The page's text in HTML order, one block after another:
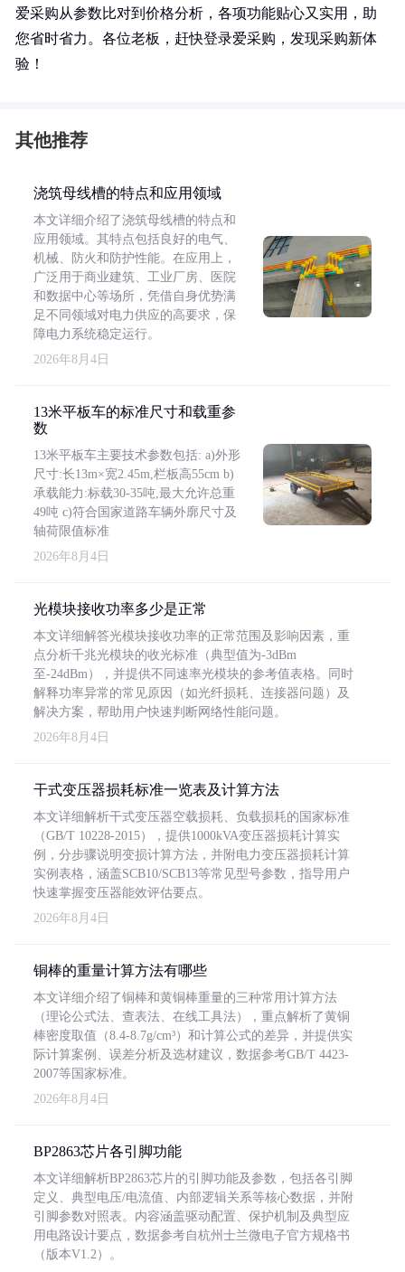
爱采购从参数比对到价格分析，各项功能贴心又实用，助
您省时省力。各位老板，赶快登录爱采购，发现采购新体
验！
其他推荐
浇筑母线槽的特点和应用领域
本文详细介绍了浇筑母线槽的特点和
应用领域。其特点包括良好的电气、
机械、防火和防护性能。在应用上，
广泛用于商业建筑、工业厂房、医院
和数据中心等场所，凭借自身优势满
足不同领域对电力供应的高要求，保
障电力系统稳定运行。
2026年8月4日
13米平板车的标准尺寸和载重参
数
13米平板车主要技术参数包括: a)外形
尺寸:长13m×宽2.45m,栏板高55cm b)
承载能力:标载30-35吨,最大允许总重
49吨 c)符合国家道路车辆外廓尺寸及
轴荷限值标准
2026年8月4日
光模块接收功率多少是正常
本文详细解答光模块接收功率的正常范围及影响因素，重
点分析千兆光模块的收光标准（典型值为-3dBm
至-24dBm），并提供不同速率光模块的参考值表格。同时
解释功率异常的常见原因（如光纤损耗、连接器问题）及
解决方案，帮助用户快速判断网络性能问题。
2026年8月4日
干式变压器损耗标准一览表及计算方法
本文详细解析干式变压器空载损耗、负载损耗的国家标准
（GB/T 10228-2015），提供1000kVA变压器损耗计算实
例，分步骤说明变损计算方法，并附电力变压器损耗计算
实例表格，涵盖SCB10/SCB13等常见型号参数，指导用户
快速掌握变压器能效评估要点。
2026年8月4日
铜棒的重量计算方法有哪些
本文详细介绍了铜棒和黄铜棒重量的三种常用计算方法
（理论公式法、查表法、在线工具法），重点解析了黄铜
棒密度取值（8.4-8.7g/cm³）和计算公式的差异，并提供实
际计算案例、误差分析及选材建议，数据参考GB/T 4423-
2007等国家标准。
2026年8月4日
BP2863芯片各引脚功能
本文详细解析BP2863芯片的引脚功能及参数，包括各引脚
定义、典型电压/电流值、内部逻辑关系等核心数据，并附
引脚参数对照表。内容涵盖驱动配置、保护机制及典型应
用电路设计要点，数据参考自杭州士兰微电子官方规格书
（版本V1.2）。